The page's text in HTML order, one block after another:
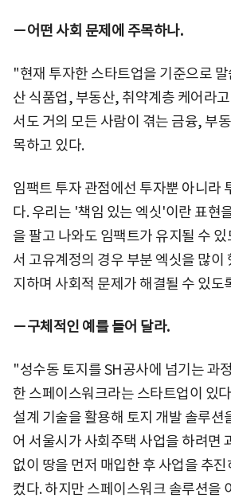
－어떤 사회 문제에 주목하나.
"현재 투자한 스타트업을 기준으로
산 식품업, 부동산, 취약계층 케어라고
서도 거의 모든 사람이 겪는 금융, 부
목하고 있다.
임팩트 투자 관점에선 투자뿐 아니라
다. 우리는 '책임 있는 엑싯'이란 표현
을 팔고 나와도 임팩트가 유지될 수
서 고유계정의 경우 부분 엑싯을 많이
지하며 사회적 문제가 해결될 수 있도
－구체적인 예를 들어 달라.
"성수동 토지를 SH공사에 넘기는 과
한 스페이스워크라는 스타트업이 있
설계 기술을 활용해 토지 개발 솔루션
어 서울시가 사회주택 사업을 하려면
없이 땅을 먼저 매입한 후 사업을 추진
컸다. 하지만 스페이스워크 솔루션을